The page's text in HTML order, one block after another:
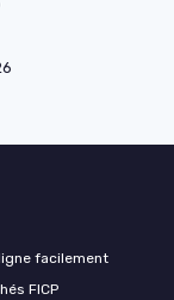
facilement
FICP